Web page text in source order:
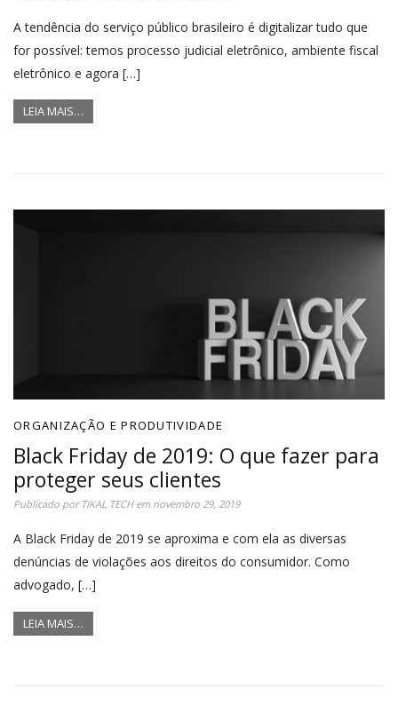
A tendência do serviço público brasileiro é digitalizar tudo que
for possível: temos processo judicial eletrônico, ambiente fiscal
eletrônico e agora […]
LEIA MAIS…
ORGANIZAÇÃO E PRODUTIVIDADE
Black Friday de 2019: O que fazer para
proteger seus clientes
Publicado por TIKAL TECHem novembro 29, 2019
A Black Friday de 2019 se aproxima e com ela as diversas
denúncias de violações aos direitos do consumidor. Como
advogado, […]
LEIA MAIS…